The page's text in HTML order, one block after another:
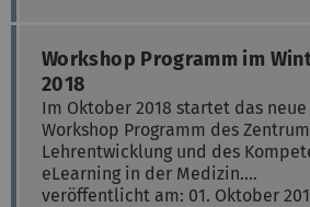
Workshop Programm im
2018
Im Oktober 2018 startet das
Workshop Programm des
Lehrentwicklung und des
eLearning in der Medizin.…
veröffentlicht am: 01. Oktober